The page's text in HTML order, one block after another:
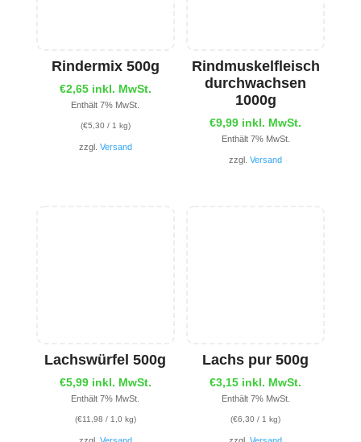
Rindermix 500g
€2,65 inkl. MwSt.
Enthält 7% MwSt.
(€5,30 / 1 kg)
zzgl. Versand
Rindmuskelfleisch
durchwachsen
1000g
€9,99 inkl. MwSt.
Enthält 7% MwSt.
zzgl.Versand
Lachswürfel 500g
€5,99 inkl. MwSt.
Enthält 7% MwSt.
(€11,98 / 1,0 kg)
Lachs pur 500g
€3,15 inkl. MwSt.
Enthält 7% MwSt.
(€6,30 / 1 kg)